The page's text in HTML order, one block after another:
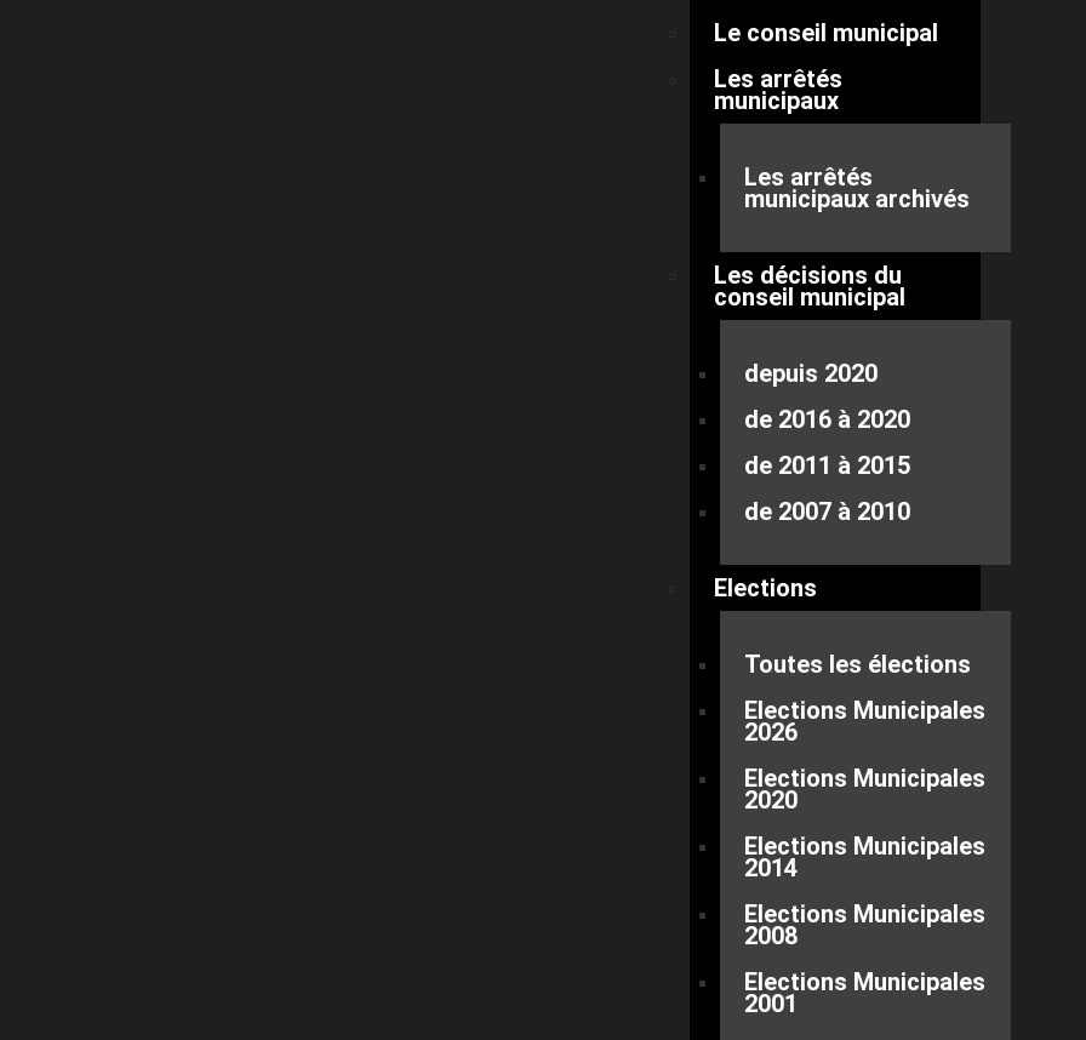
Le conseil municipal
Les arrêtés
municipaux
Les arrêtés
municipaux archivés
Les décisions du
conseil municipal
depuis 2020
de 2016 à 2020
de 2011 à 2015
de 2007 à 2010
Elections
Toutes les élections
Elections Municipales
2026
Elections Municipales
2020
Elections Municipales
2014
Elections Municipales
2008
Elections Municipales
2001